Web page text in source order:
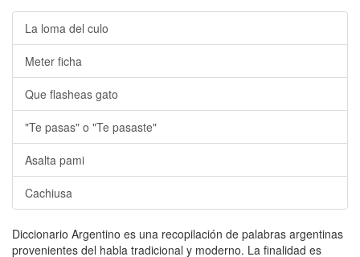
La loma del culo
Meter ficha
Que flasheas gato
"Te pasas" o "Te pasaste"
Asalta pami
Cachiusa
Diccionario Argentino es una recopilación de palabras argentinas
provenientes del habla tradicional y moderno. La finalidad es